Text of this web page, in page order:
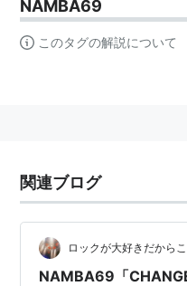
NAMBA69
このタグの解説について
関連ブログ
ロックが大好きだから
NAMBA69「